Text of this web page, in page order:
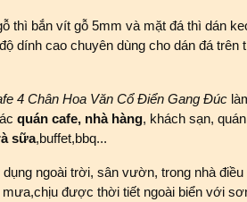
thì bắn vít gỗ 5mm và mặt đá thì dán
dính cao chuyên dùng cho dán đá trên
4 Chân Hoa Văn Cổ Điển Gang Đúc
quán cafe, nhà hàng, khách sạn,
sữa,buffet,bbq...
ngoài trời, sân vườn, trong nhà
mưa,chịu được thời tiết ngoài biển với